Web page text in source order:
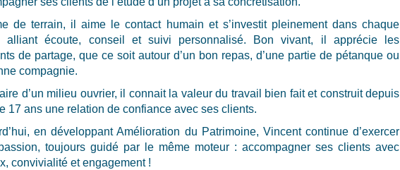
de terrain, il aime le contact humain et s’investit pleinement dans chaque
alliant écoute, conseil et suivi personnalisé. Bon vivant, il apprécie les
de partage, que ce soit autour d’un bon repas, d’une partie de pétanque ou
compagnie.
d’un milieu ouvrier, il connait la valeur du travail bien fait et construit depuis
17 ans une relation de confiance avec ses clients.
en développant Amélioration du Patrimoine, Vincent continue d’exercer
toujours guidé par le même moteur : accompagner ses clients avec
convivialité et engagement !